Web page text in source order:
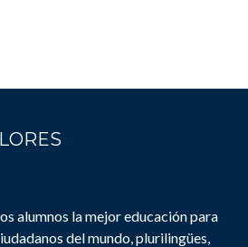
alumnos la mejor educación para
del mundo, plurilingües,